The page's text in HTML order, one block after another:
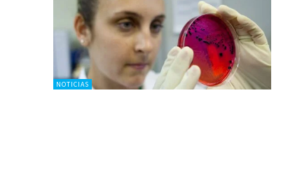
NOTICIAS